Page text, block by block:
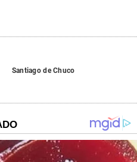
Santiago de Chuco